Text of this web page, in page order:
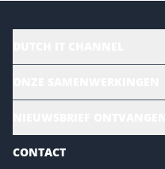
Magazines
NL Digital
CONTACT